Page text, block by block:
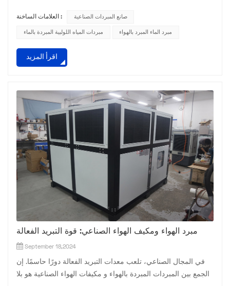
تجميع فريق من المهنيين ذوي المهارات العالية الذين يتمتعون
بمعرفة متعمقة بتكنولوجيا التبريد والأتمتة الكهروميكانيكية. على مر
العلامات الساخنة : صانع المبردات الصناعية
مبردات المياه اللولبية المبردة بالماء مبرد الماء المبرد بالهواء
اقرأ المزيد
مبرد الهواء ومكيف الهواء الصناعي: قوة التبريد الفعالة
September 18,2024
في المجال الصناعي، تلعب معدات التبريد الفعالة دورًا حاسمًا. إن
الجمع بين المبردات المبردة بالهواء و مكيفات الهواء الصناعية هو بلا